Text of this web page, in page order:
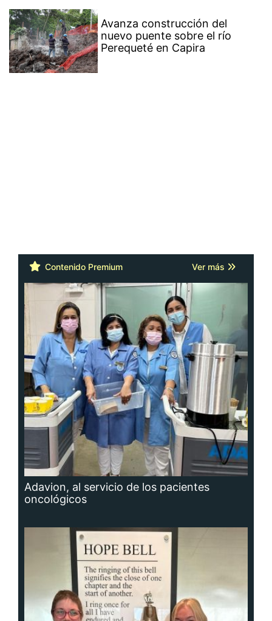
Avanza construcción del
nuevo puente sobre el río
Perequeté en Capira
Contenido Premium Ver más
Adavion, al servicio de los pacientes
oncológicos